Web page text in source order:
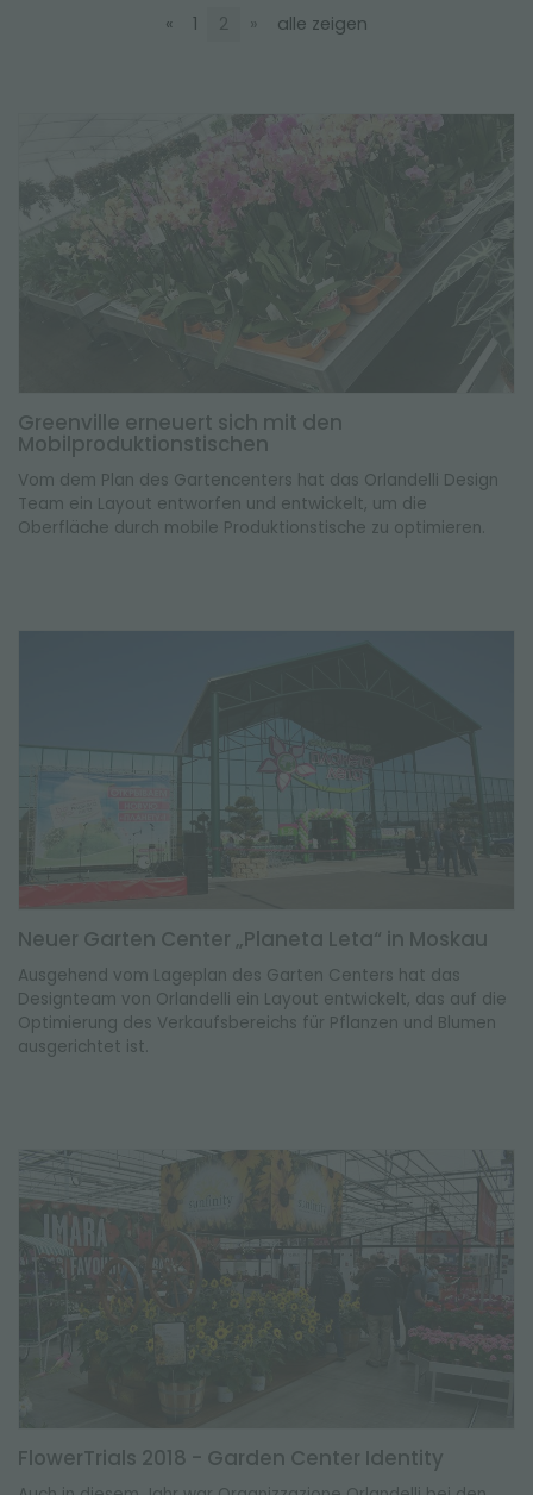
«
1 2 » alle zeigen
Greenville erneuert sich mit den
Mobilproduktionstischen
Vom dem Plan des Gartencenters hat das Orlandelli Design
Team ein Layout entworfen und entwickelt, um die
Oberfläche durch mobile Produktionstische zu optimieren.
Neuer Garten Center „Planeta Leta“ in Moskau
Ausgehend vom Lageplan des Garten Centers hat das
Designteam von Orlandelli ein Layout entwickelt, das auf die
Optimierung des Verkaufsbereichs für Pflanzen und Blumen
ausgerichtet ist.
FlowerTrials 2018 - Garden Center Identity